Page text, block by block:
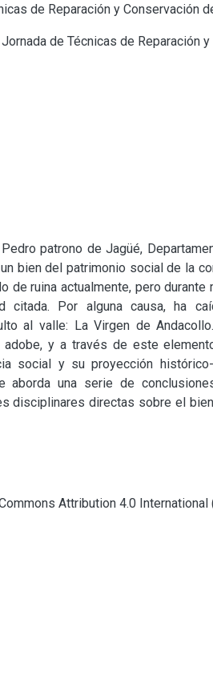
de Reparación y Conservación
de Técnicas de Reparación y
patrono de Jagüé,
bien del patrimonio social de la
ruina actualmente, pero durante
Por alguna causa, ha
al valle: La Virgen de
y a través de este
social y su proyección histórico-
aborda una serie de
disciplinares directas sobre el bien
Attribution 4.0 International